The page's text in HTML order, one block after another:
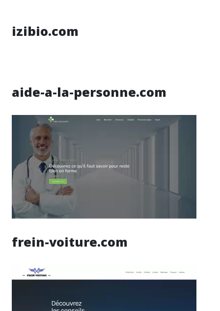
izibio.com
aide-a-la-personne.com
frein-voiture.com